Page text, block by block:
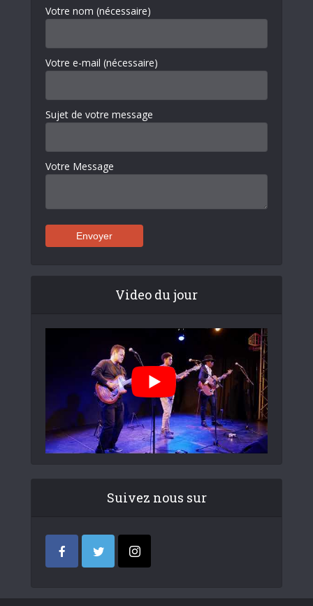
Votre nom (nécessaire)
Votre e-mail (nécessaire)
Sujet de votre message
Votre Message
Video du jour
Suivez nous sur